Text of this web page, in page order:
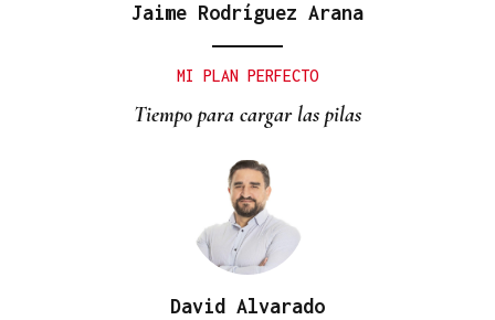
Jaime Rodríguez Arana
MI PLAN PERFECTO
Tiempo para cargar las pilas
David Alvarado